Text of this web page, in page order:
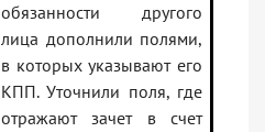
обязанности другого
лица дополнили полями,
в которых указывают его
КПП. Уточнили поля, где
отражают зачет в счет